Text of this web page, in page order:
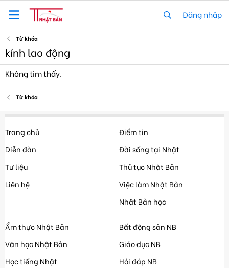
Đăng nhập
Từ khóa
kính lao động
Không tìm thấy.
Từ khóa
Trang chủ
Diễn đàn
Tư liệu
Liên hệ
Điểm tin
Đời sống tại Nhật
Thủ tục Nhật Bản
Việc làm Nhật Bản
Nhật Bản học
Ẩm thực Nhật Bản
Văn học Nhật Bản
Học tiếng Nhật
Bất động sản NB
Giáo dục NB
Hỏi đáp NB